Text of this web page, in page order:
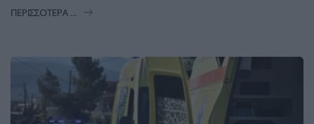
ΠΕΡΙΣΣΌΤΕΡΑ ...